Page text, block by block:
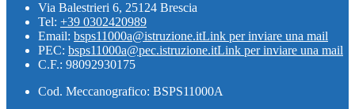
Via Balestrieri 6, 25124 Brescia
Tel: +39 0302420989
Email: bsps11000a@istruzione.itLink per inviare una mail
PEC: bsps11000a@pec.istruzione.itLink per inviare una mail
C.F.: 98092930175
Cod. Meccanografico: BSPS11000A